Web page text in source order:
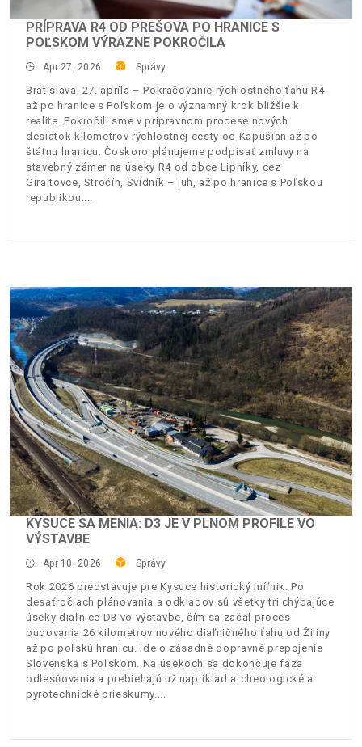
PRÍPRAVA R4 OD PREŠOVA PO HRANICE S
POĽSKOM VÝRAZNE POKROČILA
Apr 27, 2026 Správy
Bratislava, 27. apríla – Pokračovanie rýchlostného ťahu R4
až po hranice s Poľskom je o významný krok bližšie k
realite. Pokročili sme v prípravnom procese nových
desiatok kilometrov rýchlostnej cesty od Kapušian až po
štátnu hranicu. Čoskoro plánujeme podpísať zmluvy na
stavebný zámer na úseky R4 od obce Lipníky, cez
Giraltovce, Stročín, Svidník – juh, až po hranice s Poľskou
republikou.
KYSUCE SA MENIA: D3 JE V PLNOM PROFILE VO
VÝSTAVBE
Apr 10, 2026 Správy
Rok 2026 predstavuje pre Kysuce historický míľnik. Po
desaťročiach plánovania a odkladov sú všetky tri chýbajúce
úseky diaľnice D3 vo výstavbe, čím sa začal proces
budovania 26 kilometrov nového diaľničného ťahu od Žiliny
až po poľskú hranicu. Ide o zásadné dopravné prepojenie
Slovenska s Poľskom. Na úsekoch sa dokončuje fáza
odlesňovania a prebiehajú už napríklad archeologické a
pyrotechnické prieskumy.